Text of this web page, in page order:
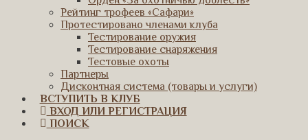
Рейтинг трофеев «Сафари»
Протестировано членами клуба
Тестирование оружия
Тестирование снаряжения
Тестовые охоты
Партнеры
Дисконтная система (товары и услуги)
ВСТУПИТЬ В КЛУБ
ВХОД ИЛИ РЕГИСТРАЦИЯ
ПОИСК